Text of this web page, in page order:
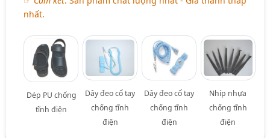
nhất.
Dép PU chống
tĩnh điện
Dây đeo cổ tay
chống tĩnh
điện
Dây đeo cổ tay
chống tĩnh
điện
Nhíp nhựa
chống tĩnh
điện